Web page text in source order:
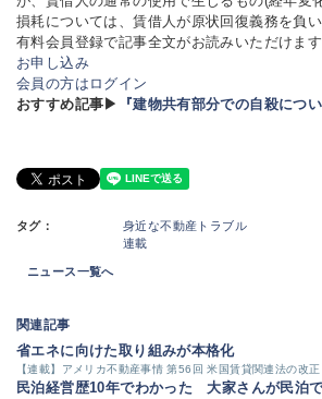
損耗については、賃借人が原状回復義務を負い
有料会員登録で記事全文がお読みいただけます
お申し込み
会員の方はログイン
おすすめ記事▶
『建物共有部分での自殺につ
タグ：
身近な不動産トラブル
連載
ニュース一覧へ
関連記事
省エネに向けた取り組みが本格化
【連載】アメリカ不動産事情 第56回 米国賃貸関連法の改正
民泊経営歴10年でわかった 大家さんが民泊